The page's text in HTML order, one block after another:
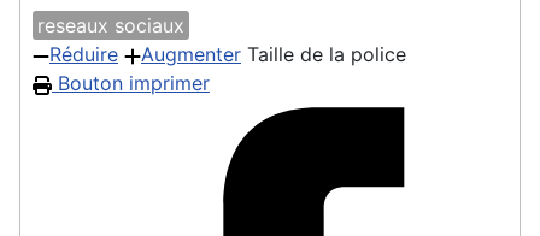
reseaux sociaux
Réduire
Augmenter Taille de la police
Bouton imprimer